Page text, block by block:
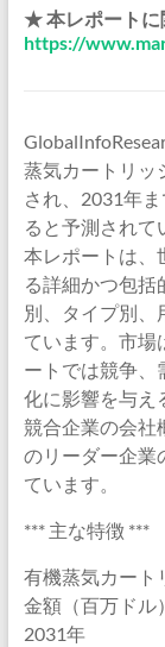
★ 本レポートに
https://
蒸気カートリッ
され、2031年
ると予測されて
本レポートは、
る詳細かつ包括
別、タイプ別、
ています。市場
ートでは競争、
化に影響を与え
競合企業の会社
のリーダー企業
ています。
*** 主な特徴 ***
有機蒸気カート
金額（百万ドル
2031年